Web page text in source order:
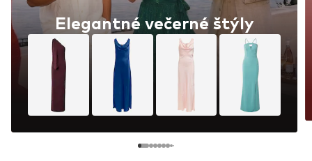
Elegantné večerné štýly